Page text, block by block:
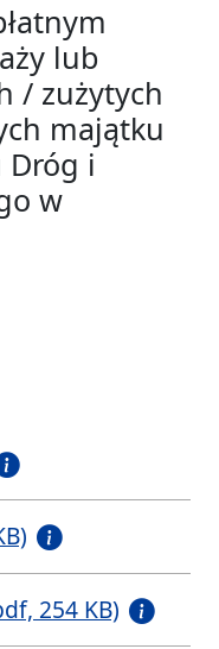
lub
/ zużytych
majątku
Dróg i
w
254 KB)